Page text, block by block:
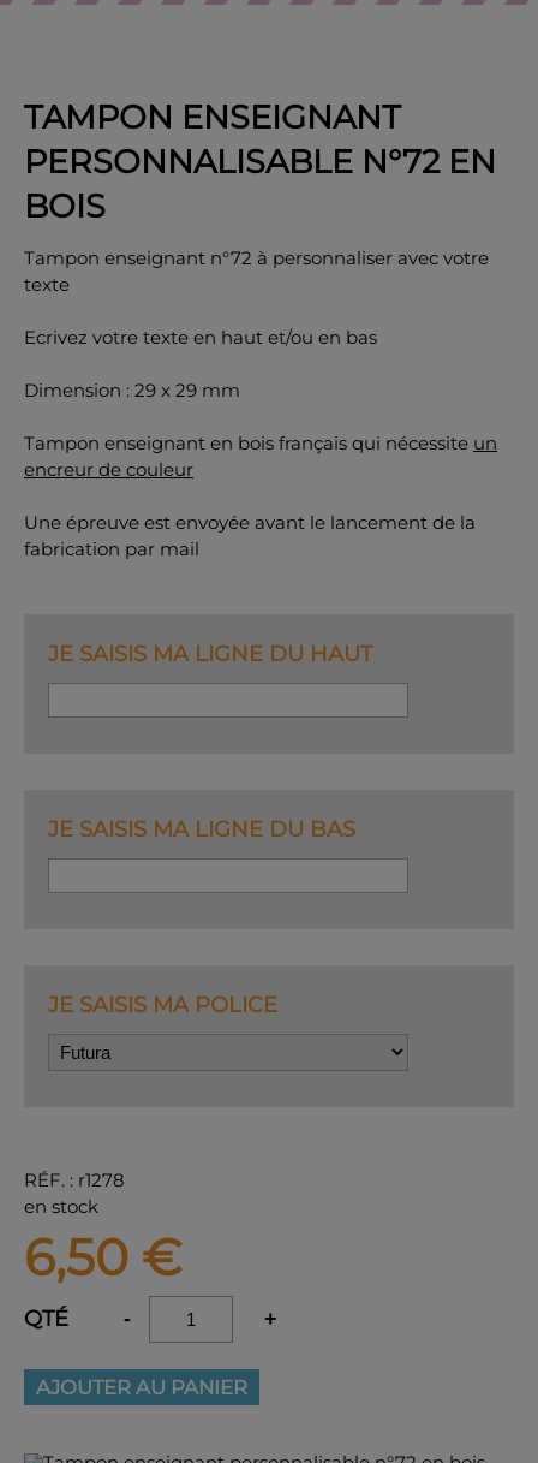
TAMPON ENSEIGNANT
PERSONNALISABLE N°72 EN
BOIS
Tampon enseignant n°72 à personnaliser avec votre
texte
Ecrivez votre texte en haut et/ou en bas
Dimension : 29 x 29 mm
Tampon enseignant en bois français qui nécessite un
encreur de couleur
Une épreuve est envoyée avant le lancement de la
fabrication par mail
JE SAISIS MA LIGNE DU HAUT
JE SAISIS MA LIGNE DU BAS
JE SAISIS MA POLICE
RÉF. : r1278
en stock
6,50 €
QTÉ - +
AJOUTER AU PANIER
OK